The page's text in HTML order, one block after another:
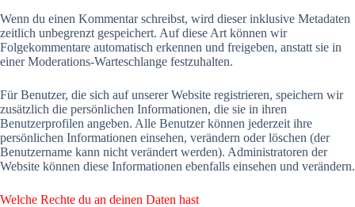
Wenn du einen Kommentar schreibst, wird dieser inklusive Metadaten
zeitlich unbegrenzt gespeichert. Auf diese Art können wir
Folgekommentare automatisch erkennen und freigeben, anstatt sie in
einer Moderations-Warteschlange festzuhalten.
Für Benutzer, die sich auf unserer Website registrieren, speichern wir
zusätzlich die persönlichen Informationen, die sie in ihren
Benutzerprofilen angeben. Alle Benutzer können jederzeit ihre
persönlichen Informationen einsehen, verändern oder löschen (der
Benutzername kann nicht verändert werden). Administratoren der
Website können diese Informationen ebenfalls einsehen und verändern.
Welche Rechte du an deinen Daten hast